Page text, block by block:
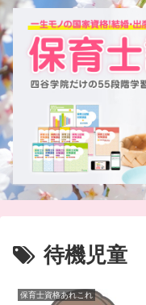
待機児童
保育士資格あれこれ